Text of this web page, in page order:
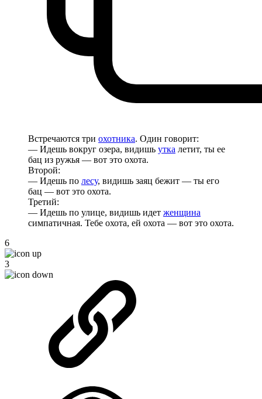
Встречаются три охотника. Один говорит:
— Идешь вокруг озера, видишь утка летит, ты ее
бац из ружья — вот это охота.
Второй:
— Идешь по лесу, видишь заяц бежит — ты его
бац — вот это охота.
Третий:
— Идешь по улице, видишь идет женщина
симпатичная. Тебе охота, ей охота — вот это охота.
6
3